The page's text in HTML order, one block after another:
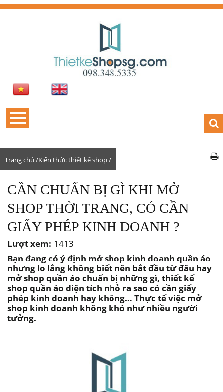
Trang chủ /Kiến thức thiết kế shop /
CẦN CHUẨN BỊ GÌ KHI MỞ
SHOP THỜI TRANG, CÓ CẦN
GIẤY PHÉP KINH DOANH ?
Lượt xem: 1413
Bạn đang có ý định mở shop kinh doanh quần áo
nhưng lo lắng không biết nên bắt đầu từ đâu hay
mở shop quần áo chuẩn bị những gì, thiết kế
shop quần áo diện tích nhỏ ra sao có cần giấy
phép kinh doanh hay không… Thực tế việc mở
shop kinh doanh không khó như nhiều người
tưởng.